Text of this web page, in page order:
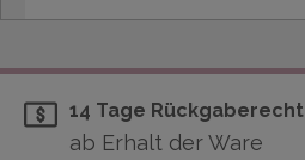
14 Tage Rückgaberecht
ab Erhalt der Ware